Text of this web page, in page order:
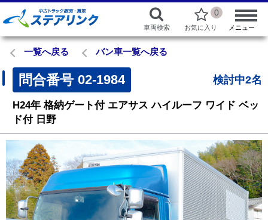
車両検索
0
お気に入り メニュー
一覧へ戻る バン車一覧へ戻る
問合番号 02-1984 検討中2名
H24年 格納ゲート付 エアサス ハイルーフ ワイド ベッ
ド付 日野